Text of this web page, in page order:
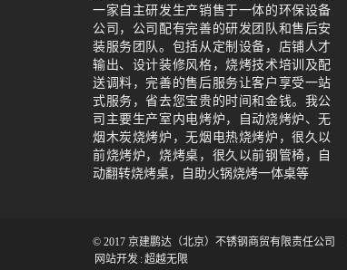
一家自主研发生产销售于一体的环保设备
公司，公司配有完善的研发团队和售后安
装服务团队。包括从定制设备，店铺人才
输出、设计装修风格，烧烤技术培训及配
送调料，完善的售后服务让客户享受一站
式服务，省去您宝贵的时间和金钱。我公
司主要生产室内电烤炉，自动烧烤炉、无
烟木炭烧烤炉，无烟电热烧烤炉，很久以
前烧烤炉，烧烤桌，很久以前钢管椅，自
动翻转烧烤桌，自助火锅烧烤一体桌等
© 2017 京建鹏达（北京）不锈钢商贸有限责任公司
网站开发 :超越无限